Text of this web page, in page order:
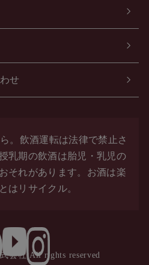
せ
。飲酒運転は法律で禁止さ
乳期の飲酒は胎児・乳児の
それがあります。お酒は楽
はリサイクル。
会社 All rights reserved